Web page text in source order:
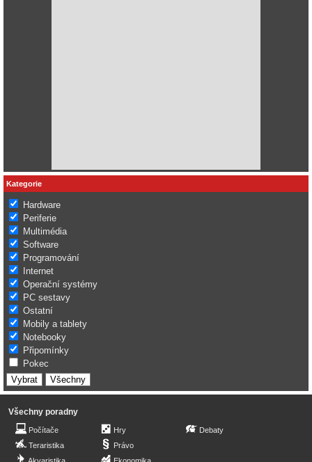
Kategorie
Hardware
Periferie
Multimédia
Software
Programování
Internet
Operační systémy
PC sestavy
Ostatní
Mobily a tablety
Notebooky
Připomínky
Pokec
Všechny poradny
Počítače
Teraristika
Hry
Právo
Debaty